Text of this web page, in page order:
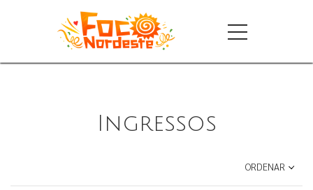
Ingressos
ORDENAR